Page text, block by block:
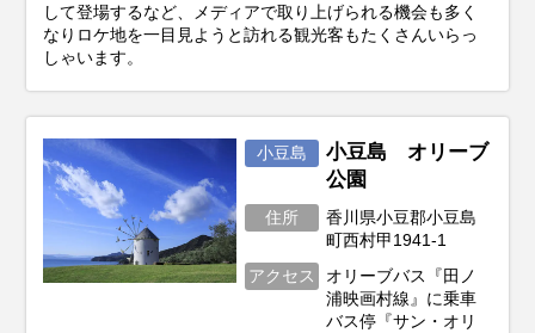
して登場するなど、メディアで取り上げられる機会も多く
なりロケ地を一目見ようと訪れる観光客もたくさんいらっ
しゃいます。
小豆島
小豆島 オリーブ
公園
住所
香川県小豆郡小豆島
町西村甲1941-1
アクセス
オリーブバス『田ノ
浦映画村線』に乗車
バス停『サン・オリ